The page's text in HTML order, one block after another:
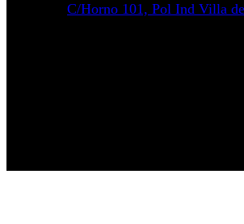
C/Horno 101, Pol Ind Villa